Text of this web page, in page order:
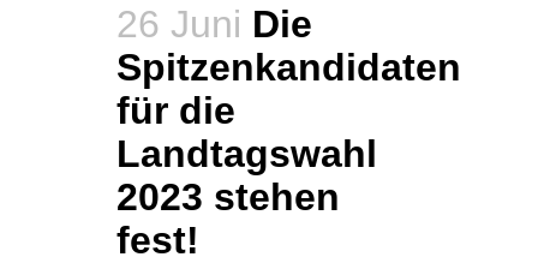
26 Juni Die
Spitzenkandidaten
für die
Landtagswahl
2023 stehen
fest!